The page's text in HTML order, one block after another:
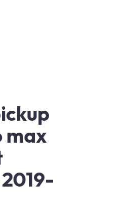
max